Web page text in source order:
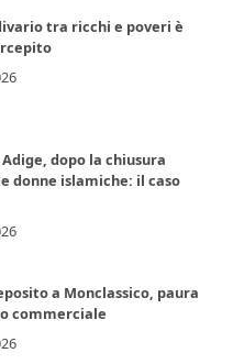
tra ricchi e poveri è
dopo la chiusura
donne islamiche: il caso
a Monclassico, paura
commerciale